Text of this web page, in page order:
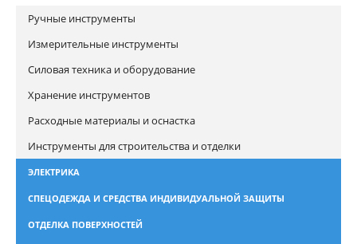
Ручные инструменты
Измерительные инструменты
Силовая техника и оборудование
Хранение инструментов
Расходные материалы и оснастка
Инструменты для строительства и отделки
ЭЛЕКТРИКА
СПЕЦОДЕЖДА И СРЕДСТВА ИНДИВИДУАЛЬНОЙ ЗАЩИТЫ
ОТДЕЛКА ПОВЕРХНОСТЕЙ